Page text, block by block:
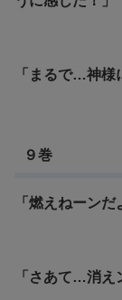
「まるで…神様
９巻
「燃えねーン
「さあて…消え